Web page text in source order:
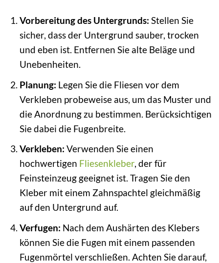
Vorbereitung des Untergrunds: Stellen Sie
sicher, dass der Untergrund sauber, trocken
und eben ist. Entfernen Sie alte Beläge und
Unebenheiten.
Planung: Legen Sie die Fliesen vor dem
Verkleben probeweise aus, um das Muster und
die Anordnung zu bestimmen. Berücksichtigen
Sie dabei die Fugenbreite.
Verkleben: Verwenden Sie einen
hochwertigen Fliesenkleber, der für
Feinsteinzeug geeignet ist. Tragen Sie den
Kleber mit einem Zahnspachtel gleichmäßig
auf den Untergrund auf.
Verfugen: Nach dem Aushärten des Klebers
können Sie die Fugen mit einem passenden
Fugenmörtel verschließen. Achten Sie darauf,